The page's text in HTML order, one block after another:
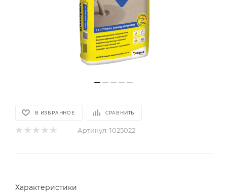
В ИЗБРАННОЕ СРАВНИТЬ
Артикул: 1025022
Характеристики